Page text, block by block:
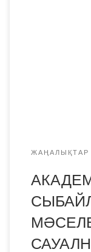
ЖАҢАЛЫҚТАР